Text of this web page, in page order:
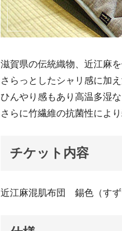
滋賀県の伝統織物、近江麻
さらっとしたシャリ感に加
ひんやり感もあり高温多湿
さらに竹繊維の抗菌性によ
チケット内容
近江麻混肌布団 錫色（すず